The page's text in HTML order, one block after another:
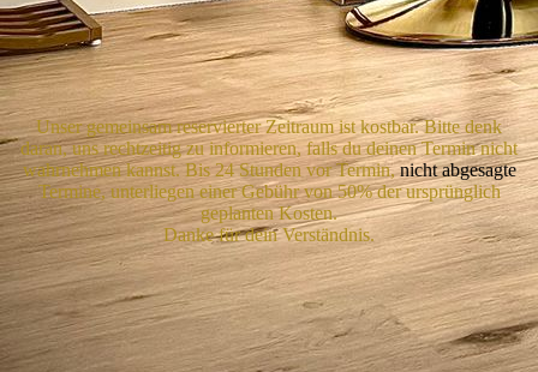
Unser gemeinsam reservierter Zeitraum ist kostbar. Bitte denk
daran, uns rechtzeitig zu informieren, falls du deinen Termin nicht
wahrnehmen kannst. Bis 24 Stunden vor Termin,nicht abgesagte
Termine, unterliegen einer Gebühr von 50% der ursprünglich
geplanten Kosten.
Danke für dein Verständnis.